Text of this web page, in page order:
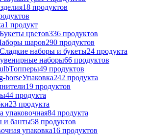
18 продуктов
1 продукт
Букеты цветов336 продуктов
шаров290 продуктов
Сладкие наборы и букеты24 продукта
наборы66 продуктов
Топперы49 продуктов
Упаковка242 продукта
19 продуктов
44 продукта
23 продукта
упаковочная84 продукта
и банты58 продуктов
упаковка16 продуктов